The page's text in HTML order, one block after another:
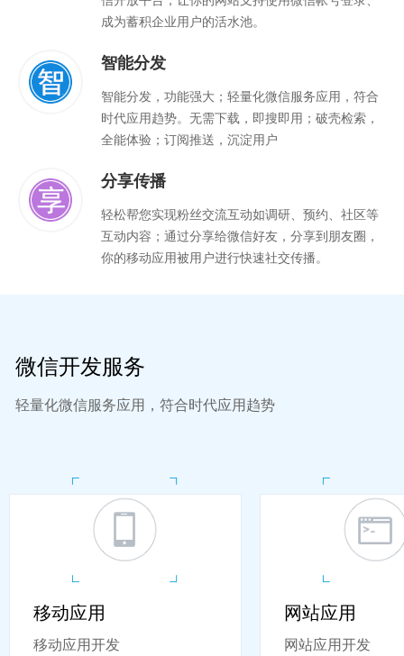
成为蓄积企业用户的活水池。
智能分发
智能分发，功能强大；轻量化微信服务应用，符合
时代应用趋势。无需下载，即搜即用；破壳检索，
全能体验；订阅推送，沉淀用户
分享传播
轻松帮您实现粉丝交流互动如调研、预约、社区等
互动内容；通过分享给微信好友，分享到朋友圈，
你的移动应用被用户进行快速社交传播。
微信开发服务
轻量化微信服务应用，符合时代应用趋势
移动应用
移动应用开发
网站应用
网站应用开发